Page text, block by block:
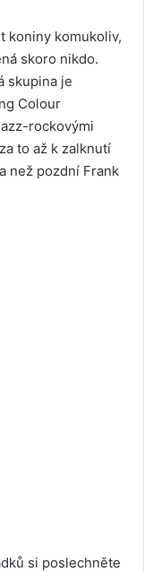
koniny komukoliv,
skoro nikdo.
skupina je
Colour
rockovými
to až k zalknutí
než pozdní Frank
si poslechněte